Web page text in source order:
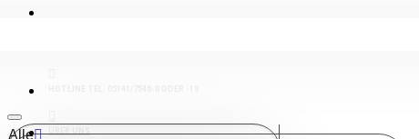
Alle